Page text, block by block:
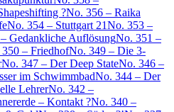
?No. 356 – Raika
No. 354 – Stuttgart 21No. 353 –
Gedankliche AuflösungNo. 351 –
– FriedhofNo. 349 – Die 3-
No. 347 – Der Deep StateNo. 346 –
im SchwimmbadNo. 344 – Der
LehrerNo. 342 –
– Kontakt ?No. 340 –